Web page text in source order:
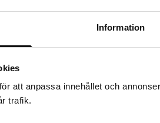
Information
att anpassa innehållet och
trafik.
lagar är rimliga eller